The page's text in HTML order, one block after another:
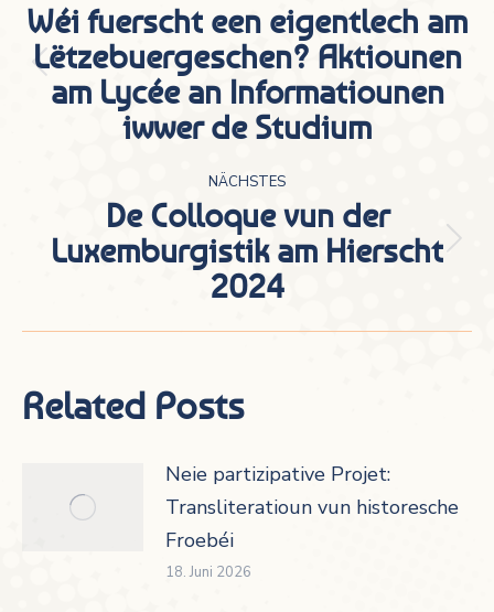
Vorheriger
Beitrag:
Wéi fuerscht een eigentlech am
Lëtzebuergeschen? Aktiounen
am Lycée an Informatiounen
iwwer de Studium
NÄCHSTES
Nächster
Beitrag:
De Colloque vun der
Luxemburgistik am Hierscht
2024
Related Posts
Neie partizipative Projet:
Transliteratioun vun historesche
Froebéi
18. Juni 2026